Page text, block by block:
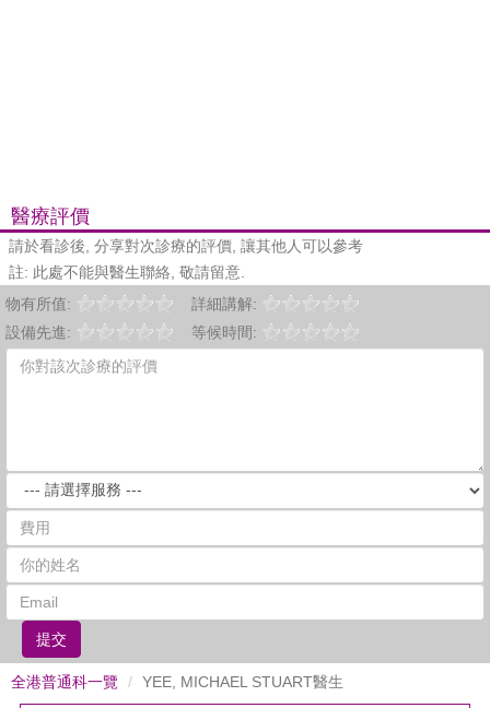
醫療評價
請於看診後, 分享對次診療的評價, 讓其他人可以參考
註: 此處不能與醫生聯絡, 敬請留意.
物有所值:
詳細講解:
設備先進:
等候時間:
提交
全港普通科一覽 YEE, MICHAEL STUART醫生